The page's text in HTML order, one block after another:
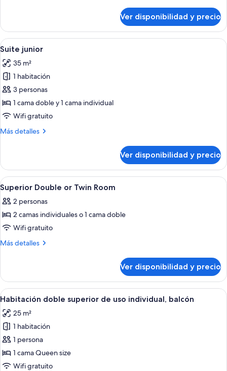
triple
estándar
Ver disponibilidad y precio
Ver
todas
las
fotos
de
Suite
junior
Habitación de hotel con cama,
4
Suite junior
35 m²
1 habitación
3 personas
1 cama doble y 1 cama individual
Wifi gratuito
Más detalles
Más
junior
Ver disponibilidad y precio
Ver
todas
las
fotos
de
Superior
Twin
Room
2
Superior Double or Twin Room
2 personas
2 camas individuales o 1 cama doble
Wifi gratuito
Más detalles
Más
Double
or
Twin
Ver disponibilidad y precio
Ver
todas
las
fotos
de
Habitación
doble
Una habitación de hotel moderna
4
Habitación doble superior de uso individual, balcón
25 m²
1 habitación
1 persona
1 cama Queen size
Wifi gratuito